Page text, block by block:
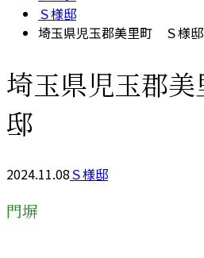
Ｓ様邸
埼玉県児玉郡美里町 Ｓ様邸
埼玉県児玉郡
邸
2024.11.08Ｓ様邸
門塀